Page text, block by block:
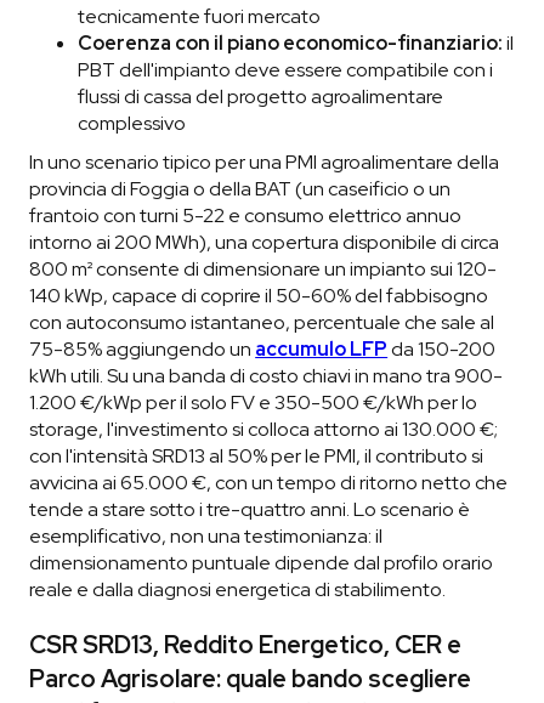
tecnicamente fuori mercato
Coerenza con il piano economico-finanziario:il
PBT dell'impianto deve essere compatibile con i
flussi di cassa del progetto agroalimentare
complessivo
In uno scenario tipico per una PMI agroalimentare della
provincia di Foggia o della BAT (un caseificio o un
frantoio con turni 5-22 e consumo elettrico annuo
intorno ai 200 MWh), una copertura disponibile di circa
800 m² consente di dimensionare un impianto sui 120-
140 kWp, capace di coprire il 50-60% del fabbisogno
con autoconsumo istantaneo, percentuale che sale al
75-85% aggiungendo un accumulo LFPda 150-200
kWh utili. Su una banda di costo chiavi in mano tra 900-
1.200 €/kWp per il solo FV e 350-500 €/kWh per lo
storage, l'investimento si colloca attorno ai 130.000 €;
con l'intensità SRD13 al 50% per le PMI, il contributo si
avvicina ai 65.000 €, con un tempo di ritorno netto che
tende a stare sotto i tre-quattro anni. Lo scenario è
esemplificativo, non una testimonianza: il
dimensionamento puntuale dipende dal profilo orario
reale e dalla diagnosi energetica di stabilimento.
CSR SRD13, Reddito Energetico, CER e
Parco Agrisolare: quale bando scegliere